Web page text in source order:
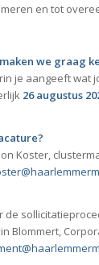
en tot
we graag
je aangeeft wat
26augustus
Koster,
de
Blommert,